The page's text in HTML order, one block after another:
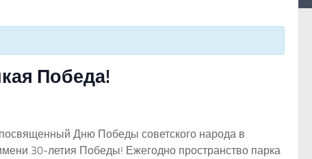
Победа!
Дню Победы советского народа в
30-летия Победы! Ежегодно пространство парка